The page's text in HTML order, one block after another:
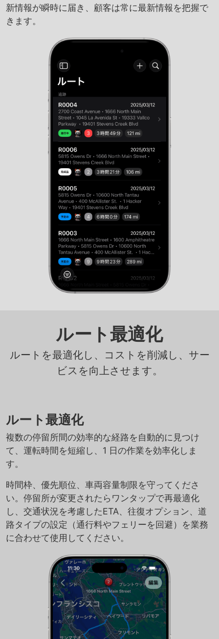
新情報が瞬時に届き、顧客は常に最新情報を把握で
きます。
ルート最適化
ルートを最適化し、コストを削減し、サー
ビスを向上させます。
ルート最適化
複数の停留所間の効率的な経路を自動的に見つけ
て、運転時間を短縮し、1 日の作業を効率化しま
す。
時間枠、優先順位、車両容量制限を守ってくださ
い。停留所が変更されたらワンタップで再最適化
し、交通状況を考慮したETA、往復オプション、道
路タイプの設定（通行料やフェリーを回避）を業務
に合わせて使用してください。